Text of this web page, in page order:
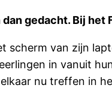
gedacht. Bij
scherm van zijn
in vanuit
nu treffen in